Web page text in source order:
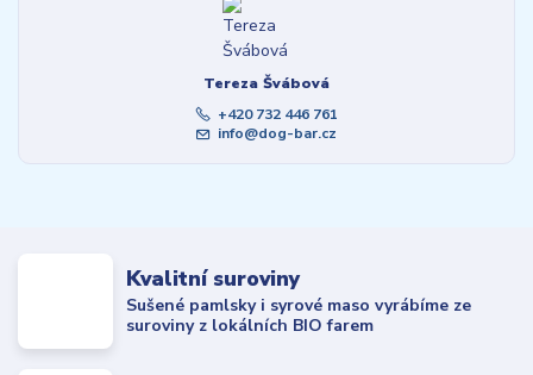
Tereza Švábová
+420 732 446 761
info@dog-bar.cz
Kvalitní suroviny
Sušené pamlsky i syrové maso vyrábíme ze
suroviny z lokálních BIO farem